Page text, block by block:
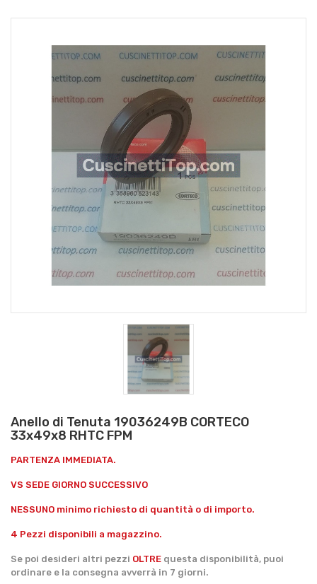
Anello di Tenuta 19036249B CORTECO
33x49x8 RHTC FPM
PARTENZA IMMEDIATA.
VS SEDE GIORNO SUCCESSIVO
NESSUNO minimo richiesto di quantità o di importo.
4 Pezzi disponibili a magazzino.
Se poi desideri altri pezzi OLTRE questa disponibilità, puoi
ordinare e la consegna avverrà in 7 giorni.